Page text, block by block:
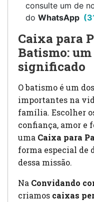
consulte um de
do WhatsApp
Caixa para
Batismo:
significado
O batismo é um
importantes na
família. Escolher
confiança, amor e
uma Caixa para
forma especial de
dessa missão.
Na Convidando
criamos caixas